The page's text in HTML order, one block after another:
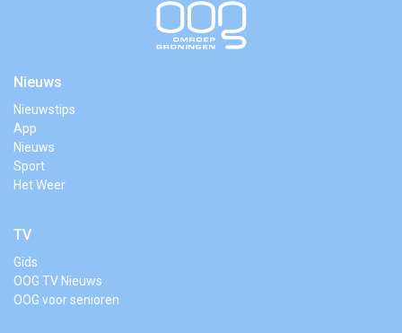
Nieuws
Nieuwstips
App
Nieuws
Sport
Het Weer
TV
Gids
OOG TV Nieuws
OOG voor senioren